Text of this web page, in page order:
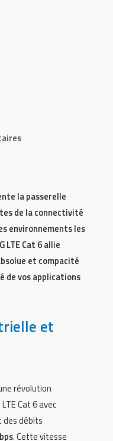
la passerelle
de la connectivité
environnements les
LTE Cat 6 allie
et compacité
vos applications
et
révolution
Cat 6 avec
des débits
. Cette vitesse